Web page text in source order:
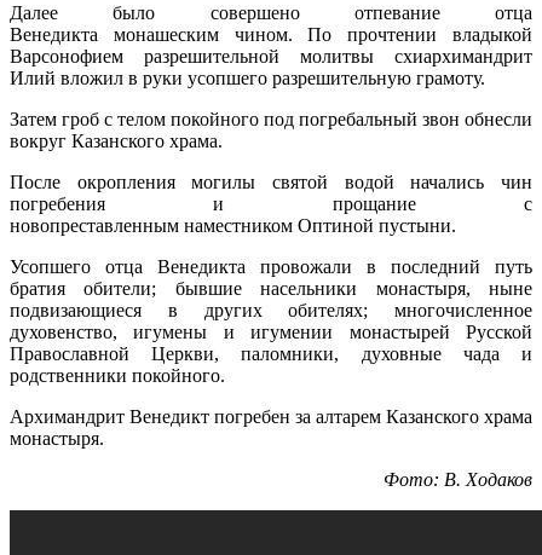
Далее было совершено отпевание отца
Венедикта монашеским чином. По прочтении владыкой
Варсонофием разрешительной молитвы схиархимандрит
Илий вложил в руки усопшего разрешительную грамоту.
Затем гроб с телом покойного под погребальный звон обнесли
вокруг Казанского храма.
После окропления могилы святой водой начались чин
погребения и прощание с
новопреставленным наместником Оптиной пустыни.
Усопшего отца Венедикта провожали в последний путь
братия обители; бывшие насельники монастыря, ныне
подвизающиеся в других обителях; многочисленное
духовенство, игумены и игумении монастырей Русской
Православной Церкви, паломники, духовные чада и
родственники покойного.
Архимандрит Венедикт погребен за алтарем Казанского храма
монастыря.
Фото: В. Ходаков